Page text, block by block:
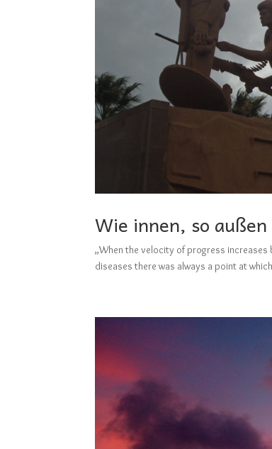
Wie innen, so
„When the velocity of progress
diseases there was always a point at